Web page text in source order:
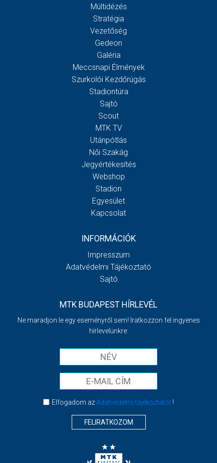
Múltidézés
Stratégia
Vezetőség
Gedeon
Galéria
Meccsnapi Élmények
Szurkolói Kezdőrúgás
Stadiontúra
Sajtó
Scout
MTK TV
Utánpótlás
Női Szakág
Jegyértékesítés
Webshop
Stadion
Egyesület
Kapcsolat
INFORMÁCIÓK
Impresszum
Adatvédelmi Tájékoztató
Sajtó
MTK BUDAPEST HÍRLEVÉL
Ne maradjon le egy eseményről sem! Iratkozzon fel ingyenes
hírlevelünkre:
Elfogadom azAdatvédelmi tájékoztatót!
FELIRATKOZOM